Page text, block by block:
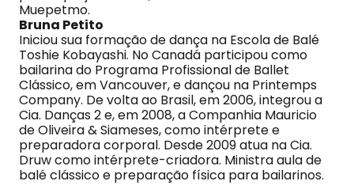
Muepetmo.
Bruna Petito
Iniciou sua formação de dança na Escola de Balé
Toshie Kobayashi. No Canadá participou como
bailarina do Programa Profissional de Ballet
Clássico, em Vancouver, e dançou na Printemps
Company. De volta ao Brasil, em 2006, integrou a
Cia. Danças 2 e, em 2008, a Companhia Mauricio
de Oliveira & Siameses, como intérprete e
preparadora corporal. Desde 2009 atua na Cia.
Druw como intérprete-criadora. Ministra aula de
balé clássico e preparação física para bailarinos.